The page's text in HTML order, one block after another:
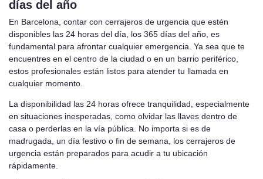
días del año
En Barcelona, contar con cerrajeros de urgencia que estén
disponibles las 24 horas del día, los 365 días del año, es
fundamental para afrontar cualquier emergencia. Ya sea que te
encuentres en el centro de la ciudad o en un barrio periférico,
estos profesionales están listos para atender tu llamada en
cualquier momento.
La disponibilidad las 24 horas ofrece tranquilidad, especialmente
en situaciones inesperadas, como olvidar las llaves dentro de
casa o perderlas en la vía pública. No importa si es de
madrugada, un día festivo o fin de semana, los cerrajeros de
urgencia están preparados para acudir a tu ubicación
rápidamente.